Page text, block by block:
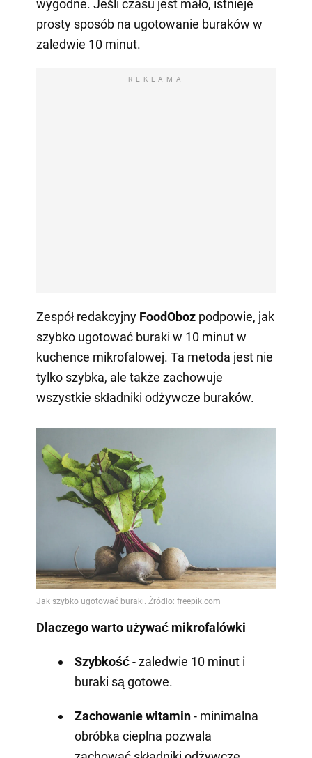
wygodne. Jeśli czasu jest mało, istnieje
prosty sposób na ugotowanie buraków w
zaledwie 10 minut.
REKLAMA
Zespół redakcyjny FoodOboz podpowie, jak
szybko ugotować buraki w 10 minut w
kuchence mikrofalowej. Ta metoda jest nie
tylko szybka, ale także zachowuje
wszystkie składniki odżywcze buraków.
Dlaczego warto używać mikrofalówki
Szybkość- zaledwie 10 minut i
buraki są gotowe.
Zachowanie witamin- minimalna
obróbka cieplna pozwala